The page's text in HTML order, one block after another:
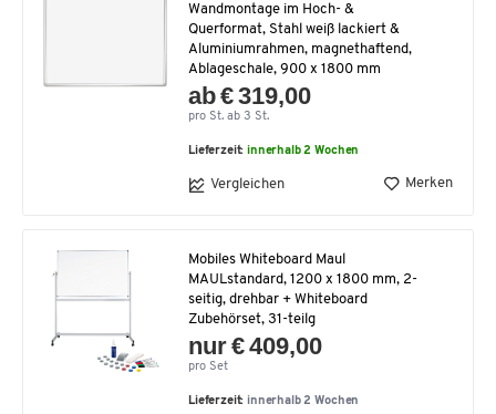
Wandmontage im Hoch- &
Querformat, Stahl weiß lackiert &
Aluminiumrahmen, magnethaftend,
Ablageschale, 900 x 1800 mm
ab € 319,00
pro St. ab 3 St.
Lieferzeit:innerhalb 2 Wochen
Vergleichen Merken
Mobiles Whiteboard Maul
MAULstandard, 1200 x 1800 mm, 2-
seitig, drehbar + Whiteboard
Zubehörset, 31-teilg
nur € 409,00
pro Set
Lieferzeit: innerhalb 2 Wochen